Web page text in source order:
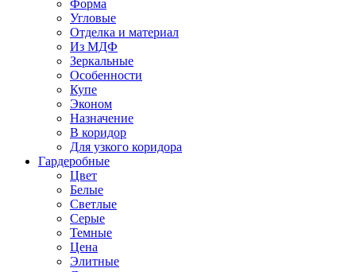
Форма
Угловые
Отделка и материал
Из МДФ
Зеркальные
Особенности
Купе
Эконом
Назначение
В коридор
Для узкого коридора
Гардеробные
Цвет
Белые
Светлые
Серые
Темные
Цена
Элитные